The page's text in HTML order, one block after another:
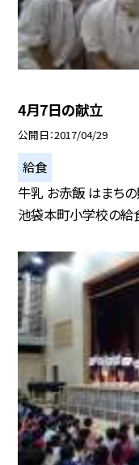
4月7日の献立
公開日 2017/04/29
給食
牛乳 お赤飯 はまち
池袋本町小学校の給